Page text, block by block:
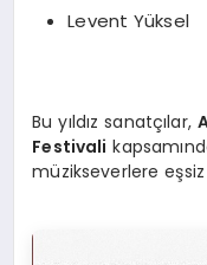
Levent Yüksel
Bu yıldız sanatçılar,
Festivali
müzikseverlere